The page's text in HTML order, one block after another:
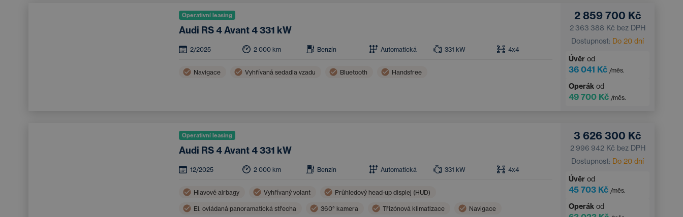
Operativní leasing
Audi RS 4 Avant 4 331 kW
2/2025 2 000 km Benzín Automatická 331 kW 4x4
Navigace Vyhřívaná sedadla vzadu Bluetooth Handsfree
2 859 700 Kč
2 363 388 Kč bez DPH
Dostupnost: Do 20 dní
Úvěr od
36 041 Kč /měs.
Operák od
49 700 Kč /měs.
Operativní leasing
Audi RS 4 Avant 4 331 kW
12/2025 2 000 km Benzín Automatická 331 kW 4x4
Hlavové airbagy Vyhřívaný volant Průhledový head-up displej (HUD)
El. ovládaná panoramatická střecha 360° kamera Třízónová klimatizace Navigace
3 626 300 Kč
2 996 942 Kč bez DPH
Dostupnost: Do 20 dní
Úvěr od
45 703 Kč /měs.
Operák od